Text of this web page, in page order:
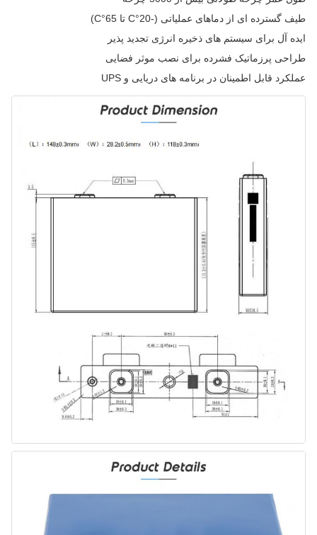
طیف گسترده ای از دماهای عملیاتی (-20°C تا 65°C)
ایده آل برای سیستم های ذخیره انرژی تجدید پذیر
طراحی پرزماتیک فشرده برای نصب موثر فضایی
عملکرد قابل اطمینان در برنامه های دریایی و UPS